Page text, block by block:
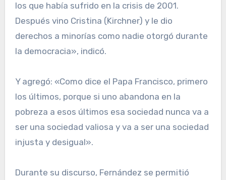
los que había sufrido en la crisis de 2001.
Después vino Cristina (Kirchner) y le dio
derechos a minorías como nadie otorgó durante
la democracia», indicó.
Y agregó: «Como dice el Papa Francisco, primero
los últimos, porque si uno abandona en la
pobreza a esos últimos esa sociedad nunca va a
ser una sociedad valiosa y va a ser una sociedad
injusta y desigual».
Durante su discurso, Fernández se permitió